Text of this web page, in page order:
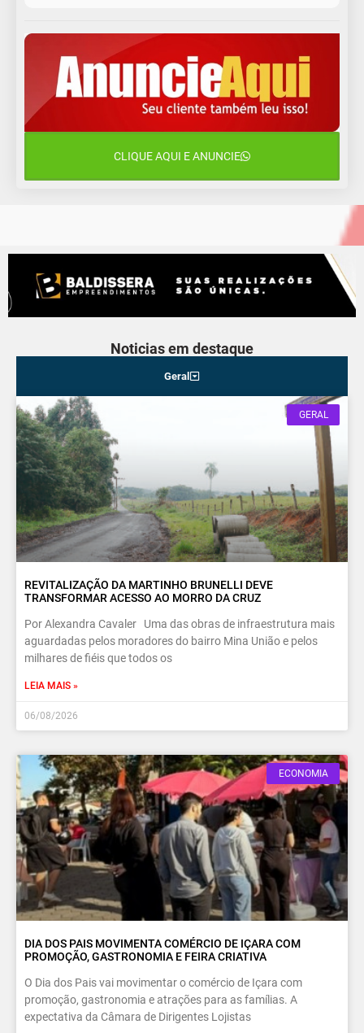
Segunda-Feira
11 de agosto
Terça-Feira
Quarta-Feira
CLIQUE AQUI E ANUNCIE
Noticias em destaque
Geral
GERAL
REVITALIZAÇÃO DA MARTINHO BRUNELLI DEVE
TRANSFORMAR ACESSO AO MORRO DA CRUZ
Por Alexandra Cavaler Uma das obras de infraestrutura mais
aguardadas pelos moradores do bairro Mina União e pelos
milhares de fiéis que todos os
LEIA MAIS »
06/08/2026
ECONOMIA
DIA DOS PAIS MOVIMENTA COMÉRCIO DE IÇARA COM
PROMOÇÃO, GASTRONOMIA E FEIRA CRIATIVA
O Dia dos Pais vai movimentar o comércio de Içara com
promoção, gastronomia e atrações para as famílias. A
expectativa da Câmara de Dirigentes Lojistas